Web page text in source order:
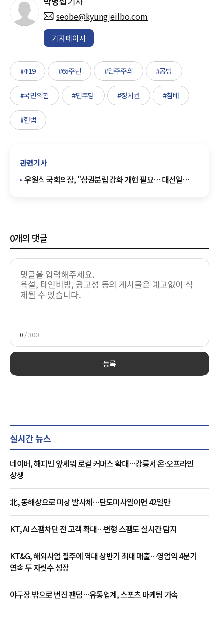
seobe@kyungjeilbo.com
기자페이지
#4·19 #65주년 #민주주의 #공방
#국민의힘 #민주당 #정치권 #참배
#헌법
관련기사
우원식 국회의장, "삼권분립 강화 개헌 필요… 대선일
0개의 댓글
0 / 300
등록
실시간 뉴스
네이버, 해피빈 앞세워 로컬 커머스 확대…강릉서 온·오프라인
상생
北, 동해상으로 미상 발사체…탄도미사일이면 42일만
KT, AI 스팸차단 전 고객 확대…변형 스팸도 실시간 탐지
KT&G, 해외사업 질주에 역대 상반기 최대 매출…영업익 4분기
연속 두 자릿수 성장
야구장 밖으로 번진 팬덤…유통업계, 스포츠 마케팅 가속